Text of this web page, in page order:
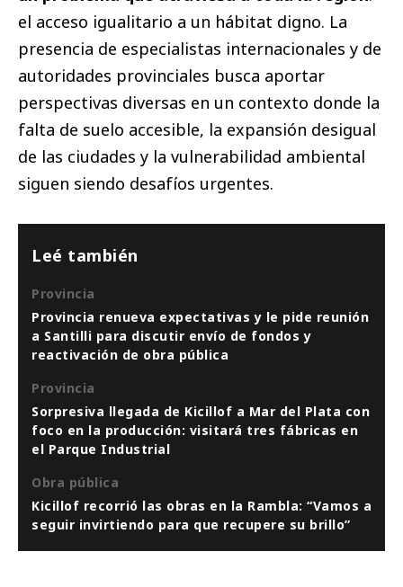
el acceso igualitario a un hábitat digno. La
presencia de especialistas internacionales y de
autoridades provinciales busca aportar
perspectivas diversas en un contexto donde la
falta de suelo accesible, la expansión desigual
de las ciudades y la vulnerabilidad ambiental
siguen siendo desafíos urgentes.
Leé también
Provincia
Provincia renueva expectativas y le pide reunión
a Santilli para discutir envío de fondos y
reactivación de obra pública
Provincia
Sorpresiva llegada de Kicillof a Mar del Plata con
foco en la producción: visitará tres fábricas en
el Parque Industrial
Obra pública
Kicillof recorrió las obras en la Rambla: “Vamos a
seguir invirtiendo para que recupere su brillo”